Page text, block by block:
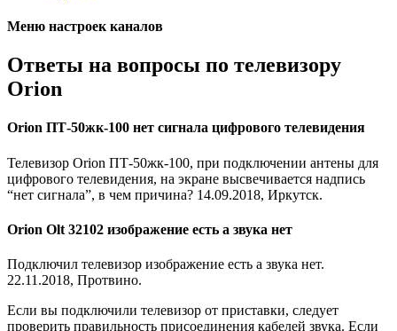
Меню настроек каналов
Ответы на вопросы по телевизору
Orion
Orion ПТ-50жк-100 нет сигнала цифрового телевидения
Телевизор Orion ПТ-50жк-100, при подключении антены для
цифрового телевидения, на экране высвечивается надпись
“нет сигнала”, в чем причина? 14.09.2018, Иркутск.
Orion Olt 32102 изображение есть а звука нет
Подключил телевизор изображение есть а звука нет.
22.11.2018, Протвино.
Если вы подключили телевизор от приставки, следует
проверить правильность присоединения кабелей звука. Если